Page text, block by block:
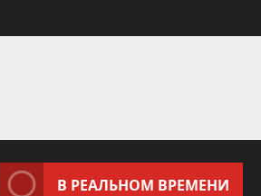
В РЕАЛЬНОМ ВРЕМЕНИ